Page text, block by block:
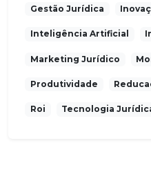
Gestão Jurídica
Inteligência Artificial
Marketing Jurídico
Produtividade
Roi Tecnologia